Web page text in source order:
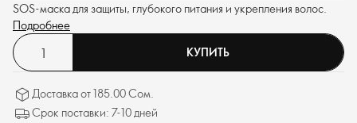
SOS-маска для защиты, глубокого питания и укрепления волос.
Подробнее
КУПИТЬ
Доставка от 185.00 Сом.
Срок поставки: 7-10 дней